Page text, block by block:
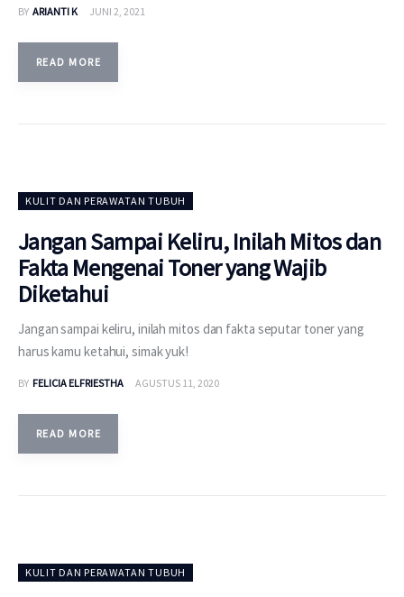
Mengapa Good Doctor
Berita
BY ARIANTI K JUNI 2, 2021
READ MORE
KULIT DAN PERAWATAN TUBUH
Jangan Sampai Keliru, Inilah Mitos dan
Fakta Mengenai Toner yang Wajib
Diketahui
Jangan sampai keliru, inilah mitos dan fakta seputar toner yang
harus kamu ketahui, simak yuk!
BY FELICIA ELFRIESTHA AGUSTUS 11, 2020
READ MORE
KULIT DAN PERAWATAN TUBUH